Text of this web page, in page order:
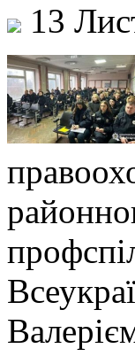
13